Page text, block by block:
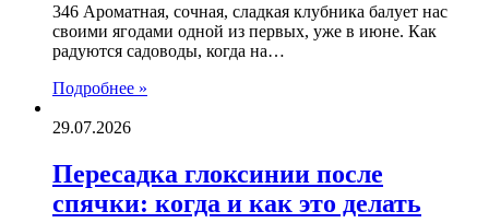
346 Ароматная, сочная, сладкая клубника балует нас
своими ягодами одной из первых, уже в июне. Как
радуются садоводы, когда на…
Подробнее »
29.07.2026
Пересадка глоксинии после
спячки: когда и как это делать